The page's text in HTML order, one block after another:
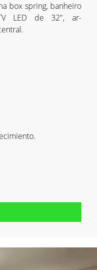
box spring, banheiro
LED de 32", ar-